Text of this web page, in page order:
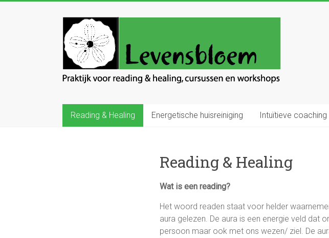
Levensbloem
Praktijk
voor
reading
Reading & Healing
Energetische huisreiniging Intuïtieve coaching
Reading & Healing
Wat is een reading?
Het woord readen staat voor helder
aura gelezen. De aura is een energie veld dat
persoon maar ook met ons wezen/ ziel. De